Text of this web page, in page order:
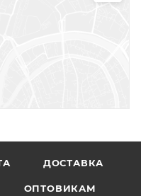
ДОСТАВКА
ОПТОВИКАМ